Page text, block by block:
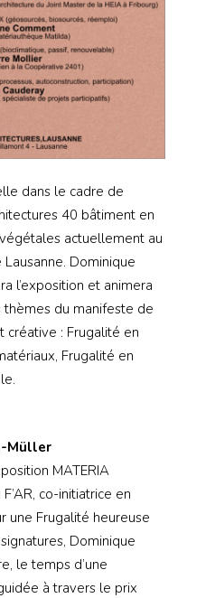
dans le cadre de
40 bâtiment en
actuellement au
Dominique
l’exposition et animera
du manifeste de
créative : Frugalité en
Frugalité en
Müller
MATERIA
co-initiatrice en
une Frugalité heureuse
Dominique
le temps d’une
à travers le prix